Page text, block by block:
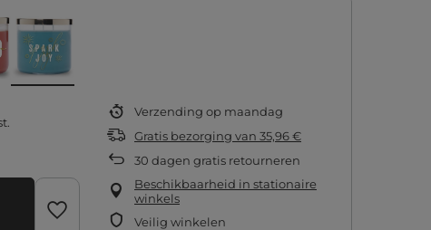
Verzending op maandag
Gratis bezorging van 35,96 €
30 dagen gratis retourneren
Beschikbaarheid in stationaire
winkels
Veilig winkelen